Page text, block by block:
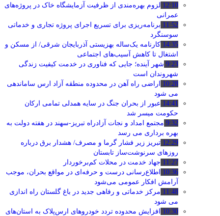
12:10 لزوم بهره‌مندی از ظرفیت آزمایشگاه خاک در پروژه‌های
عمرانی
11:52 برنامه‌ریزی برای تسریع اجرای پروژه تجاری و خدماتی
سوسنگرد
14:35 کارنامه یک‌ساله بهزیستی آذربایجان شرقی/ از مسکن و
اشتغال تا کاهش آسیب‌های اجتماعی
9:23 شهر آینده؛ جایی که فناوری در خدمت کیفیت زندگی
شهروندان است
10:28
اراضی راه آهن در محدوده منطقه آزاد ارس ساماندهی
می شود
14:41 عبور از بحران جنگ در سایه همدلی تمامی ارکان
حکومت میسر شد
9:32 مجتمع امداد و نجات آزادراه تبریز-سهند در هفته دولت به
بهره ‌برداری می‌ رسد
12:29 تبریز زیر فشار گرما و مصرف/ هشدار برق درباره
روزهای سرنوشت‌ساز تابستان
11:27 جهاد خدمت در محلات کم‌برخوردار
10:36 اطلاع‌رسانی درست و حرفه‌ای در مواقع بحران، موجب
آرامش افکار عمومی می‌شود
11:48 مرکز خدماتی و رفاهی جدید در باغ گلستان راه اندازی
می شود
10:30
افزایش محدوده تردد خودروهای ارس‌پلاک به استان‌های